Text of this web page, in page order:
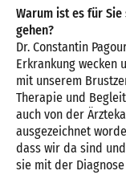
Warum ist es für
gehen?
Dr. Constantin
Erkrankung wecken
mit unserem
Therapie und
auch von der
ausgezeichnet
dass wir da sind
sie mit der